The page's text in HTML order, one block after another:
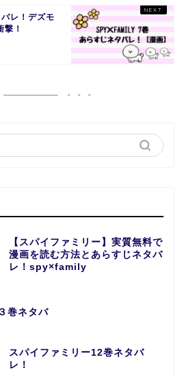
レ！デズモ
！
【スパイファミリー】実質無料で
漫画を読む方法とあらすじネタバ
レ！spy×family
巻ネタバ
スパイファミリー12巻ネタバ
レ！